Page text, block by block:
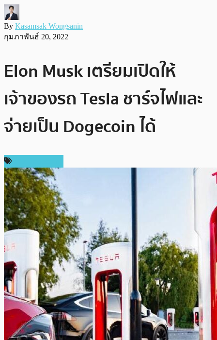
By Kasamsak Wongsanin
กุมภาพันธ์ 20, 2022
Elon Musk เตรียมเปิดให้
เจ้าของรถ Tesla ชาร์จไฟและ
จ่ายเป็น Dogecoin ได้